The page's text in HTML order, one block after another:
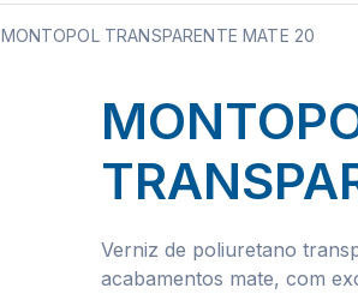
MONTOPOL TRANSPARENTE MATE 20
Verniz de poliuretano
acabamentos mate, com